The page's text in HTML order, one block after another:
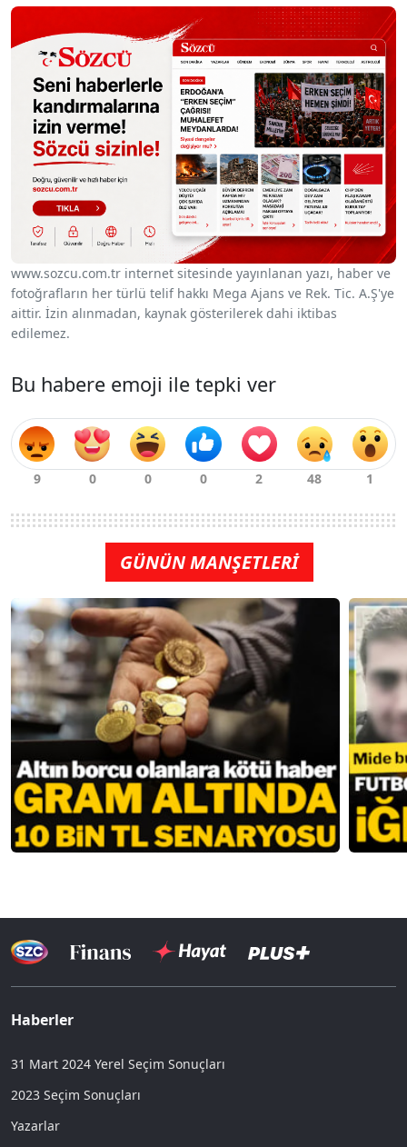
www.sozcu.com.tr internet sitesinde yayınlanan yazı, haber ve
fotoğrafların her türlü telif hakkı Mega Ajans ve Rek. Tic. A.Ş'ye
aittir. İzin alınmadan, kaynak gösterilerek dahi iktibas
edilemez.
Bu habere emoji ile tepki ver
GÜNÜN MANŞETLERİ
Haberler
31 Mart 2024 Yerel Seçim Sonuçları
2023 Seçim Sonuçları
Yazarlar